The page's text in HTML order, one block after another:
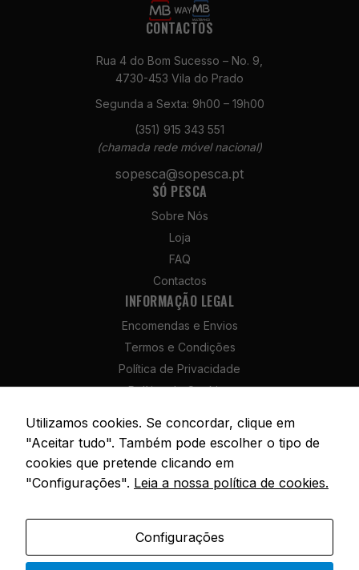
CONTACTOS
Rua 4 do Bom Sucesso – No. 9,
4730-453 Vila do Prado
Segunda a Sexta: 9h00 – 19h00
(351) 915 343 551
(chamada rede móvel nacional)
sopesca@sopesca.pt
SÓ PESCA
Sobre Nós
Loja
FAQ
Contactos
INFORMAÇÃO LEGAL
Encomendas e Envios
Termos e Condições
Política de Privacidade
Política de Cookies
Livro de Reclamações
Portuguese
Utilizamos cookies. Se concordar, clique em
"Aceitar tudo". Também pode escolher o tipo de
cookies que pretende clicando em
"Configurações". Leia a nossa política de cookies.
Configurações
Necessários
Estes cookies
opcionais. São
necessários
para o
funcionamento
do site.
e a estrutura
do site, com
como é
utilizado.
Experiência
Para que o
nosso site
funcione da
melhor forma
durante a sua
visita,
necessitamos